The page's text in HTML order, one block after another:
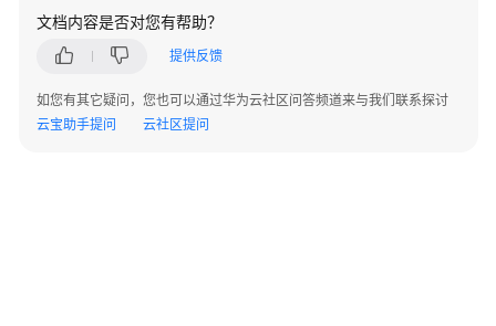
合
作
伴
发
文档内容是否对您有帮助？
提供反馈
如您有其它疑问，您也可以通过华为云社区问答频道来与我们联系探讨
云宝助手提问
云社区提问